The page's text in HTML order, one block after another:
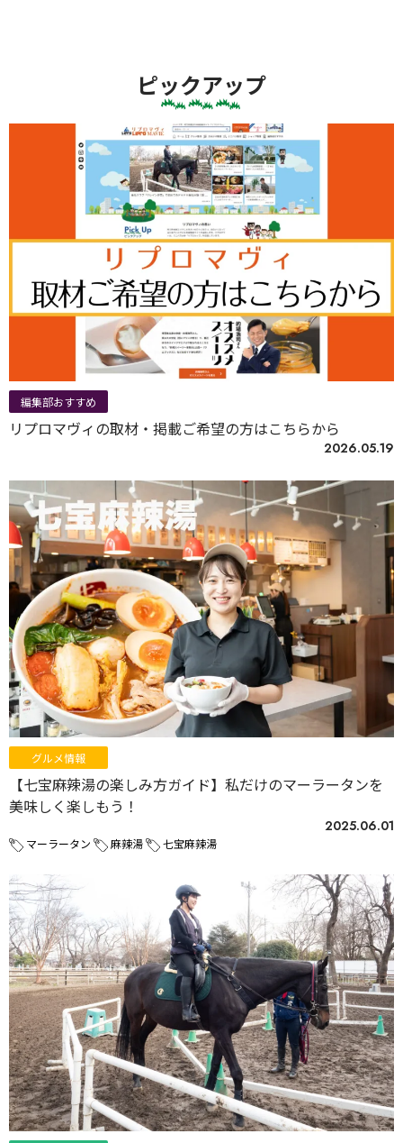
ピックアップ
編集部おすすめ
リプロマヴィの取材・掲載ご希望の方はこちらから
2026.05.19
グルメ情報
【七宝麻辣湯の楽しみ方ガイド】私だけのマーラータンを
美味しく楽しもう！
2025.06.01
マーラータン 麻辣湯 七宝麻辣湯